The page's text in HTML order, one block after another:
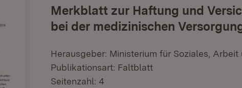
Merkblatt zur Haftung und
bei der medizinischen
Herausgeber: Ministerium für Soziales, Arbeit
Publikationsart: Faltblatt
Seitenzahl: 4